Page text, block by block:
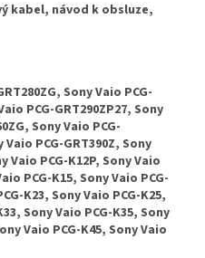
kabel, návod k obsluze,
Sony Vaio PCG-
PCG-GRT290ZP27, Sony
Sony Vaio PCG-
Vaio PCG-GRT390Z, Sony
Vaio PCG-K12P, Sony Vaio
PCG-K15, Sony Vaio PCG-
K23, Sony Vaio PCG-K25,
Sony Vaio PCG-K35, Sony
Vaio PCG-K45, Sony Vaio